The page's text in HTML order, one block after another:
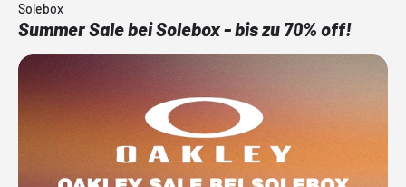
Solebox
Summer Sale bei Solebox - bis zu 70% off!